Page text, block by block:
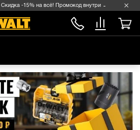
Скидка -15% на всё! Промокод внутри →